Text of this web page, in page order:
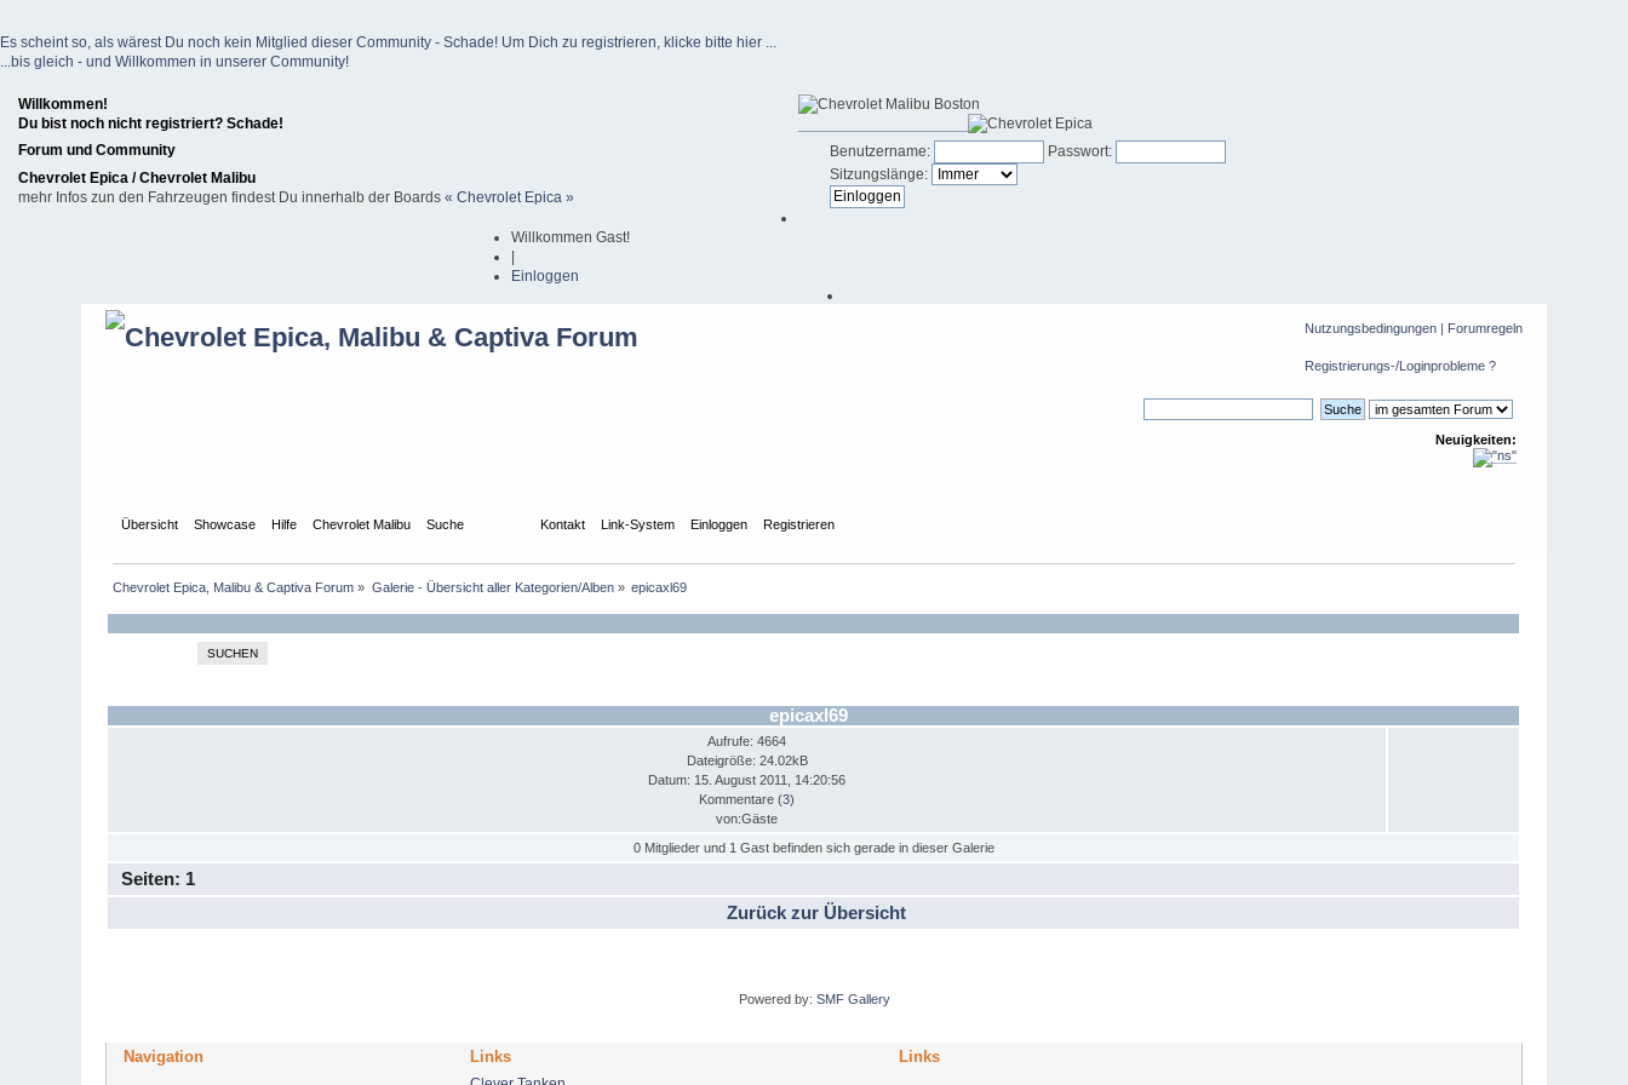
Es scheint so, als wärest Du noch kein Mitglied dieser Community - Schade! Um Dich zu registrieren, klicke bitte hier ...
...bis gleich - und Willkommen in unserer Community!
Willkommen!
Du bist noch nicht registriert? Schade!
Forum und Community
Chevrolet Epica / Chevrolet Malibu
mehr Infos zun den Fahrzeugen findest Du innerhalb der Boards « Chevrolet Epica »
Benutzername:
Passwort:
Sitzungslänge:
Willkommen Gast!
Einloggen
Nutzungsbedingungen| Forumregeln
Registrierungs-/Loginprobleme ?
Neuigkeiten:
Übersicht Showcase Hilfe Chevrolet Malibu Suche Kontakt Link-System Einloggen Registrieren
Chevrolet Epica, Malibu & Captiva Forum » Galerie - Übersicht aller Kategorien/Alben» epicaxl69
SUCHEN
epicaxl69
Aufrufe: 4664
Dateigröße: 24.02kB
Datum: 15. August 2011, 14:20:56
Kommentare (3)
von:Gäste
0 Mitglieder und 1 Gast befinden sich gerade in dieser Galerie
Seiten: 1
Zurück zur Übersicht
Powered by: SMF Gallery
Navigation Links Links